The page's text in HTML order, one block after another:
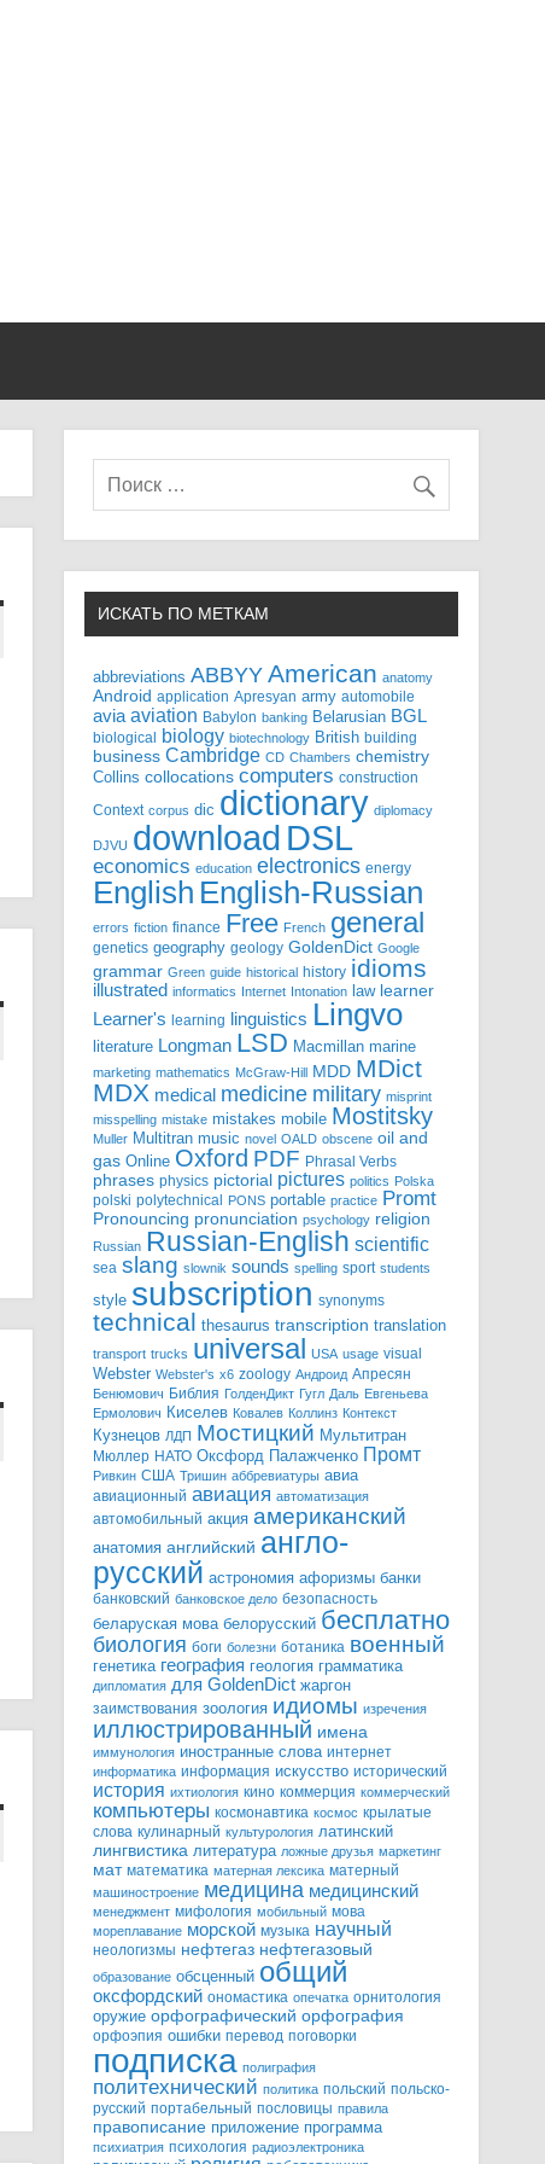
ИСКАТЬ ПО МЕТКАМ
abbreviations ABBYY American anatomy
Android application Apresyan army automobile
avia aviation Babylon banking Belarusian BGL
biological biology biotechnology British building
business Cambridge CD Chambers chemistry
Collins collocations computers construction
Context corpus dic dictionary diplomacy
DJVU download DSL
economics education electronics energy
English English-Russian
errors fiction finance Free French general
genetics geography geology GoldenDict Google
grammar Green guide historical history idioms
illustrated informatics Internet Intonation law learner
Learner's learning linguistics Lingvo
literature Longman LSD Macmillan marine
marketing mathematics McGraw-Hill MDD MDict
MDX medical medicine military misprint
misspelling mistake mistakes mobile Mostitsky
Muller Multitran music novel OALD obscene oil and
gas Online Oxford PDF Phrasal Verbs
phrases physics pictorial pictures politics Polska
polski polytechnical PONS portable practice Promt
Pronouncing pronunciation psychology religion
Russian Russian-English scientific
sea slang slownik sounds spelling sport students
style subscription synonyms
technical thesaurus transcription translation
transport trucks universal USA usage visual
Webster Webster's x6 zoology Андроид Апресян
Бенюмович Библия ГолденДикт Гугл Даль Евгеньева
Ермолович Киселев Ковалев Коллинз Контекст
Кузнецов ЛДП Мостицкий Мультитран
Мюллер НАТО Оксфорд Палажченко Промт
Ривкин США Тришин аббревиатуры авиа
авиационный авиация автоматизация
автомобильный акция американский
анатомия английский англо-
русский астрономия афоризмы банки
банковский банковское дело безопасность
беларуская мова белорусский бесплатно
биология боги болезни ботаника военный
генетика география геология грамматика
дипломатия для GoldenDict жаргон
заимствования зоология идиомы изречения
иллюстрированный имена
иммунология иностранные слова интернет
информатика информация искусство исторический
история ихтиология кино коммерция коммерческий
компьютеры космонавтика космос крылатые
слова кулинарный культурология латинский
лингвистика литература ложные друзья маркетинг
мат математика матерная лексика матерный
машиностроение медицина медицинский
менеджмент мифология мобильный мова
мореплавание морской музыка научный
неологизмы нефтегаз нефтегазовый
образование обсценный общий
оксфордский ономастика опечатка орнитология
оружие орфографический орфография
орфоэпия ошибки перевод поговорки
подписка полиграфия
политехнический политика польский польско-
русский портабельный пословицы правила
правописание приложение программа
психиатрия психология радиоэлектроника